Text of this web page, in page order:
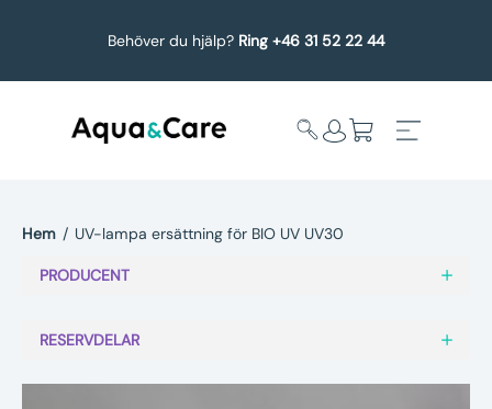
Behöver du hjälp? Ring +46 31 52 22 44
undermeny
Service
Hem / UV-lampa ersättning för BIO UV UV30
PRODUCENT
RESERVDELAR